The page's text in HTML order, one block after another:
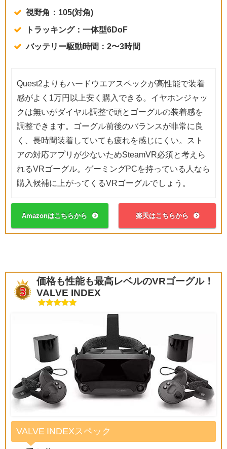
視野角：105(対角)
トラッキング：一体型6DoF
バッテリー駆動時間：2〜3時間
Quest2よりもハードウエアスペックが高性能で装着
感がよく1万円以上安く購入できる。イヤホンジャッ
クは無いがダイヤル調整で頭とゴーグルの装着感を
調整できます。ゴーグル前後のバランスが非常に良
く、長時間装着していても疲れを感じにくい。スト
アの対応アプリが少ないためSteamVR必須と考えら
れるVRゴーグル。ゲーミングPCを持っている人なら
購入候補に上がってくるVRゴーグルでしょう。
Amazonはこちらから 楽天はこちらから
価格も性能も最高レベルのVRゴーグル！
VALVE INDEX
VALVE INDEXスペック